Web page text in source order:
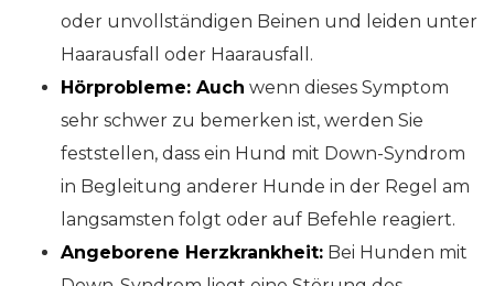
oder unvollständigen Beinen und leiden unter
Haarausfall oder Haarausfall.
Hörprobleme: Auch wenn dieses Symptom
sehr schwer zu bemerken ist, werden Sie
feststellen, dass ein Hund mit Down-Syndrom
in Begleitung anderer Hunde in der Regel am
langsamsten folgt oder auf Befehle reagiert.
Angeborene Herzkrankheit: Bei Hunden mit